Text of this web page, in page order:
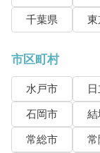
千葉県
東
市区町村
水戸市
石岡市
結
常総市
常